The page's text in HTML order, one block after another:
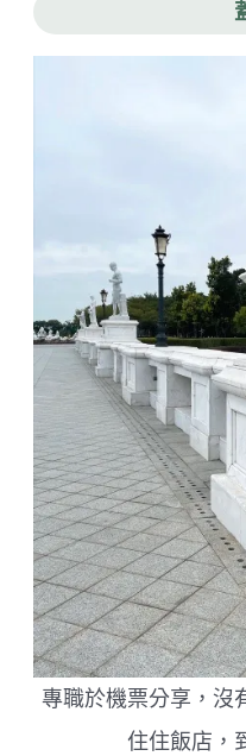
線
查
專職於機票分享，沒
住住飯店，